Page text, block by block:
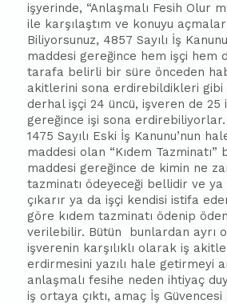
işyerinde, “Anlaşmalı Fesih Olur
ile karşılaştım ve konuyu
Biliyorsunuz, 4857 Sayılı İş
maddesi gereğince hem işçi hem
tarafa belirli bir süre önceden
akitlerini sona erdirebildikleri gibi
derhal işçi 24 üncü, işveren de 25
gereğince işi sona
1475 Sayılı Eski İş Kanunu’nun
maddesi olan “Kıdem Tazminatı”
maddesi gereğince de kimin ne
tazminatı ödeyeceği bellidir ve ya
çıkarır ya da işçi kendisi istifa
göre kıdem tazminatı ödenip
verilebilir. Bütün
bunlardan ayrı
işverenin karşılıklı olarak iş
erdirmesini yazılı hale getirmeyi
anlaşmalı fesihe neden ihtiyaç
iş ortaya çıktı, amaç İş Güvencesi